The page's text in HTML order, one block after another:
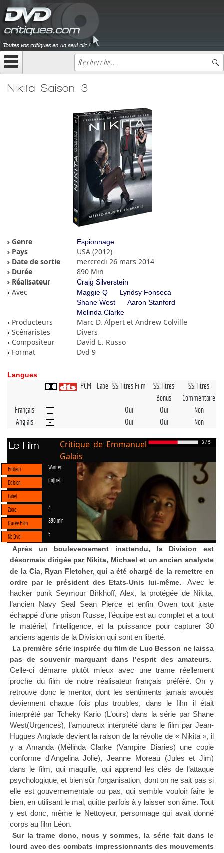
Nikita Saison 3
Genre Espionnage
Pays
USA (2012)
Date de sortie
mercredi 26 mars 2014
Durée
890 Min
Réalisateur
Craig Silverstein
Avec Maggie Q
Lyndsy Fonseca
Shane West
Aaron Stanford
Melinda Clarke
Producteurs
Marc D. Alpert et Andrew Colville
Scénaristes
Divers
Compositeur
David E. Russo
Format
Dvd 9
Langues
PCM Label SS.Titres Film
SS.Titres
Bonus
SS.Titres
Commentaire
Français
Oui Oui
Non
Anglais
Oui Oui Non
Le Film
Critique de Emmanuel
Galais
Editeur Warner
Edition Coffret
Label
Zone
2
Durée Film 890 min
Nb Dvd 5
Après un bouleversement inattendu, la Division est
désormais dirigée par Nikita, Michael et un ancien analyste
de la Cia, Ryan Fletcher, qui a été chargé de la remettre en
ordre par le président des Etats-Unis lui-même.
Avec le
hacker punk Seymour Birkhoff, Alex, la protégée de Nikita,
l’ancien Navy Seal Sean Pierce et enfin Owen tout juste
échappé d’une prison Russe, l’équipe est au complet et a tout
le matériel, l’intelligence, et la puissance pour capturer 30
anciens agents de la Division qui sont en liberté.
La première série inspirée du film de Luc Besson ne laissa
pas de souvenir marquant dans l’esprit des amateurs.
Celle-ci démarre plutôt mieux avec une trame réellement
proche du film de notre réalisateur français préféré. On y
retrouve donc le mentor, dont les sentiments jamais avoués
deviennent chaque fois plus troubles, dans le film il était
interprété par Tcheky Kario (L’ours) dans la série par Shane
West(Urgences), l’amoureux interprété dans le film par Jean-
Hugues Anglade devient la raison de la révolte de « Nikita », il
y a Amanda (Mélinda Clarke (Vampire Diaries) une copie
conforme d'Angelina Jolie), Jeanne Moreau (Jules et Jim)
dans le film, qui maquille, qui apprend les clés de l’attaque
psychologique, et bien sûr l’organisation, dont on ne sait pas si
elle est gouvernementale ou pas, qui semble vouloir faire le
bien, en utilisant le mal, quitte parfois à y laisser son âme. Tout
y est donc, même le Nettoyeur, personnage qui avait donné
corps au film Léon.
Sur la trame donc, nous y sommes, la série fait dans le
lourd avec des combats impressionnants des mouvements